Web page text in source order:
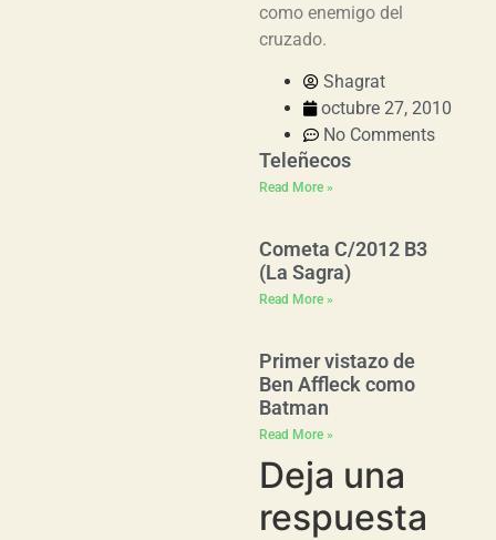
como enemigo del
cruzado.
Shagrat
octubre 27, 2010
No Comments
Teleñecos
Read More »
Cometa C/2012 B3
(La Sagra)
Read More »
Primer vistazo de
Ben Affleck como
Batman
Read More »
Deja una
respuesta